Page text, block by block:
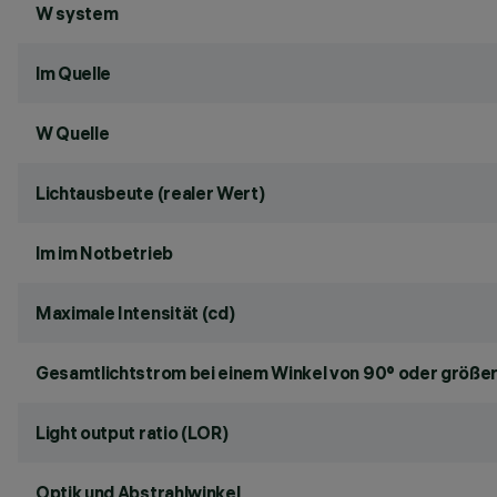
W system
lm Quelle
W Quelle
Lichtausbeute (realer Wert)
lm im Notbetrieb
Maximale Intensität (cd)
Gesamtlichtstrom bei einem Winkel von 90° oder
Light output ratio (LOR)
Optik und Abstrahlwinkel